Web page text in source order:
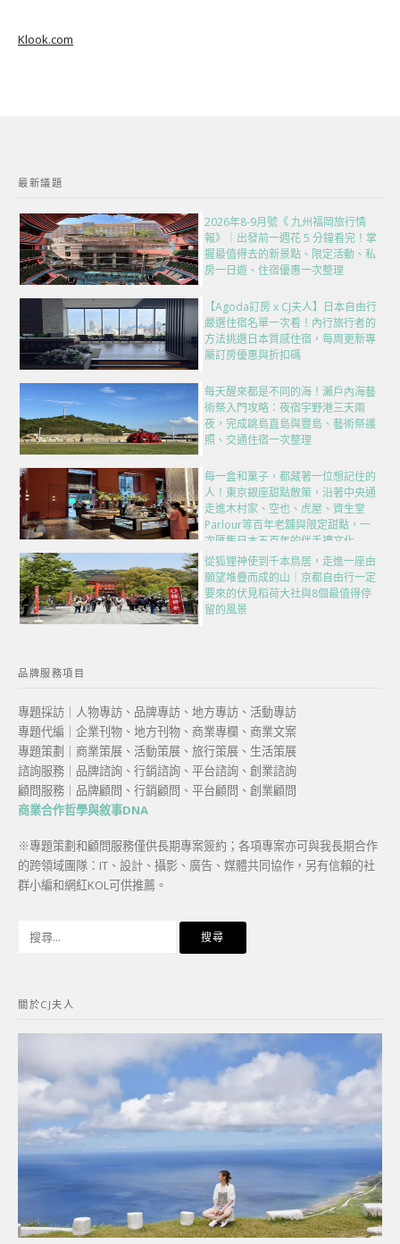
Klook.com
最新議題
2026年8-9月號《 九州福岡旅行情
報》｜出發前一週花 5 分鐘看完！掌
握最值得去的新景點、限定活動、私
房一日遊、住宿優惠一次整理
【Agoda訂房 x CJ夫人】日本自由行
嚴選住宿名單一次看！內行旅行者的
方法挑選日本質感住宿，每周更新專
屬訂房優惠與折扣碼
每天醒來都是不同的海！瀨戶內海藝
術祭入門攻略：夜宿宇野港三天兩
夜，完成跳島直島與豐島、藝術祭護
照、交通住宿一次整理
每一盒和菓子，都藏著一位想記住的
人！東京銀座甜點散策，沿著中央通
走進木村家、空也、虎屋、資生堂
Parlour等百年老舖與限定甜點，一
次匯集日本五百年的伴手禮文化
從狐狸神使到千本鳥居，走進一座由
願望堆疊而成的山｜京都自由行一定
要來的伏見稻荷大社與8個最值得停
留的風景
品牌服務項目
專題採訪｜人物專訪、品牌專訪、地方專訪、活動專訪
專題代編｜企業刊物、地方刊物、商業專欄、商業文案
專題策劃｜商業策展、活動策展、旅行策展、生活策展
諮詢服務｜品牌諮詢、行銷諮詢、平台諮詢、創業諮詢
顧問服務｜品牌顧問、行銷顧問、平台顧問、創業顧問
商業合作哲學與敘事DNA
※專題策劃和顧問服務僅供長期專案簽約；各項專案亦可與我長期合作
的跨領域團隊：IT、設計、攝影、廣告、媒體共同協作，另有信賴的社
群小編和網紅KOL可供推薦。
字:
關於CJ夫人